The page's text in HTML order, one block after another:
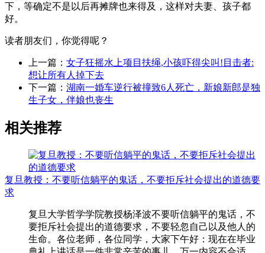
下，等确定不是以后再摊牌也来得及，这样对夫妻、孩子都
好。
读者朋友们，你觉得呢？
上一篇： 女子狂摇水上项目扶绳,小孩吓得尖叫!目击者:
想让所有人掉下去
下一篇： 湖南一婚车逆行被撞致6人死亡，新娘新郎是独
生子女，伴娘也丧生
相关推荐
复旦教授：不要听信躺平的鬼话，不要拒斥社会提出的道德要
求
复旦大学哲学学院教授杨泽波不要听信躺平的鬼话，不
要拒斥社会提出的道德要求，不要轻忽自己以及他人的
生命。各位老师，各位同学，大家下午好：现在在毕业